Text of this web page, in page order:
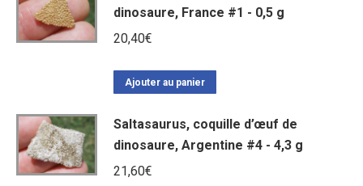
dinosaure, France #1 - 0,5 g
20,40€
Ajouter au panier
Saltasaurus, coquille d’œuf de
dinosaure, Argentine #4 - 4,3 g
21,60€